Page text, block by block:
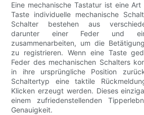
Eine mechanische Tastatur ist eine
Taste individuelle mechanische
Schalter bestehen aus
darunter einer Feder und
zusammenarbeiten, um die
zu registrieren. Wenn eine Taste
Feder des mechanischen Schalters
in ihre ursprüngliche Position
Schaltertyp eine taktile
Klicken erzeugt werden. Dieses
einem zufriedenstellenden
Genauigkeit.